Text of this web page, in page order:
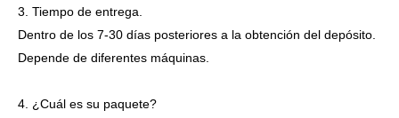
3. Tiempo de entrega.
Dentro de los 7-30 días posteriores a la obtención del depósito.
Depende de diferentes máquinas.
4. ¿Cuál es su paquete?